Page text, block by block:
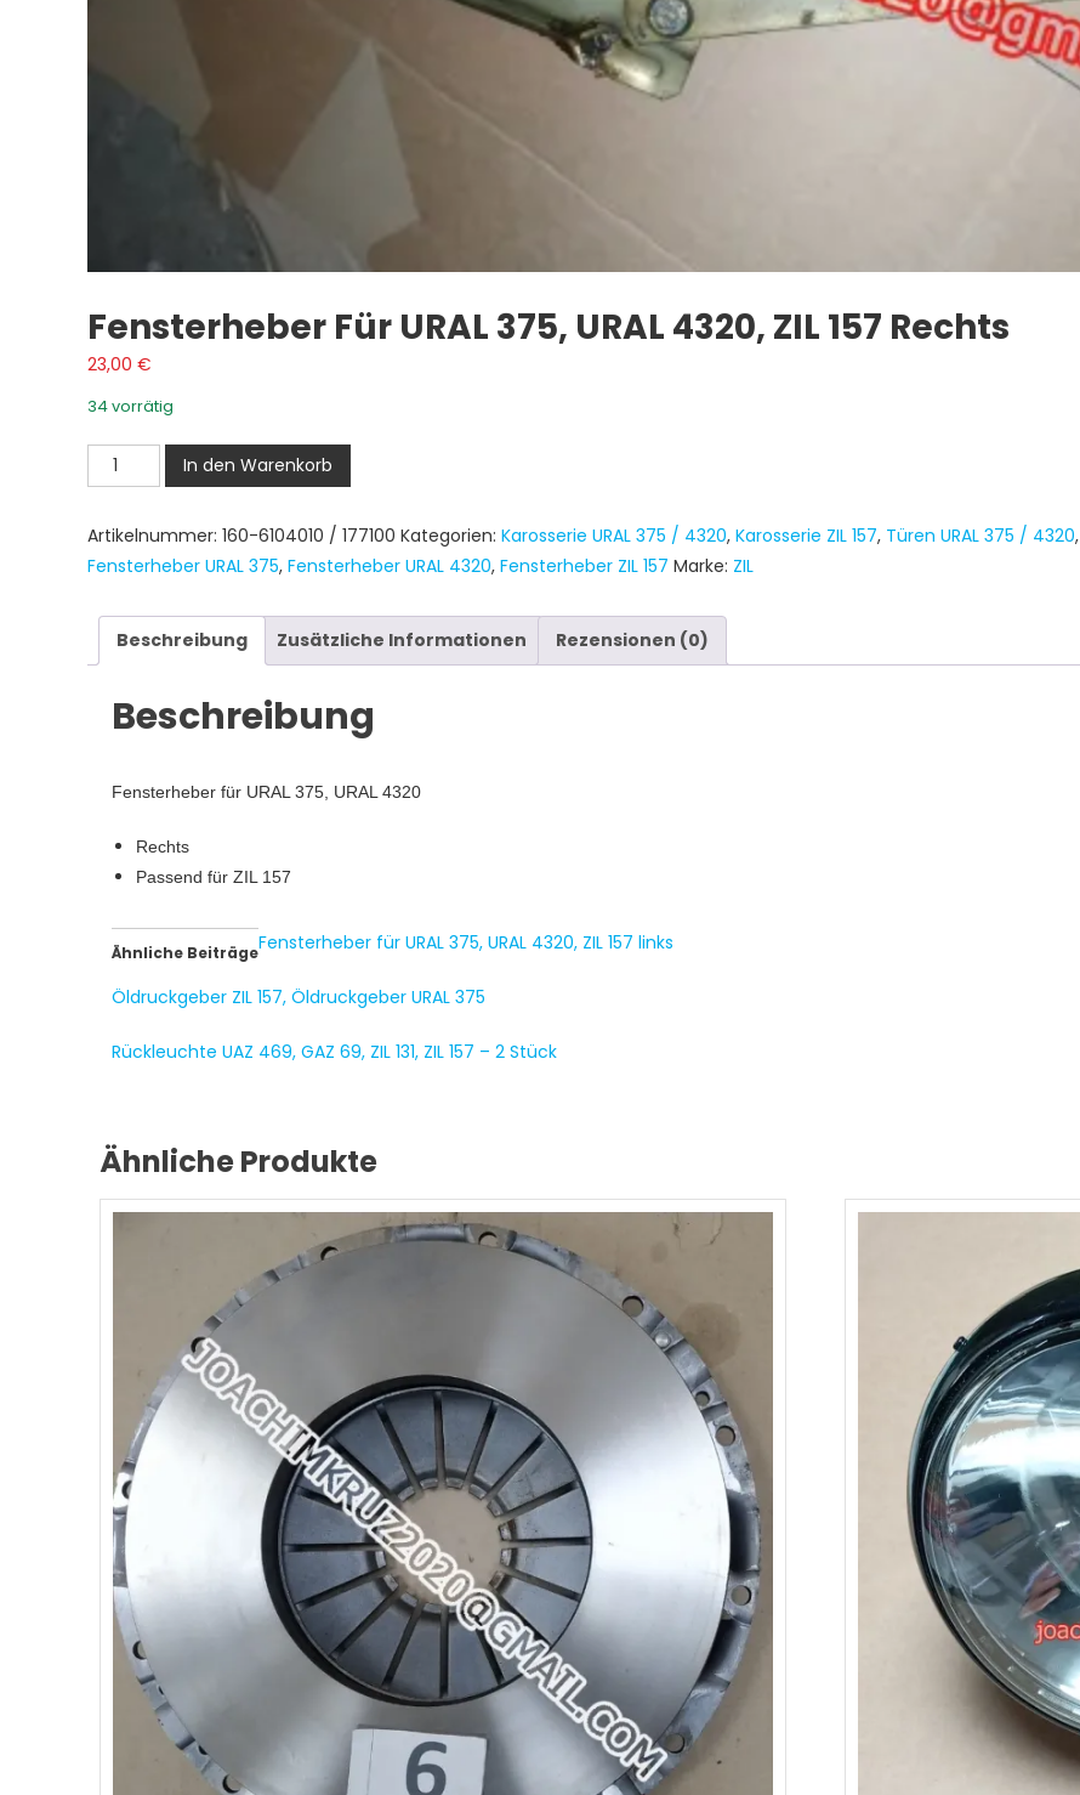
Fensterheber Für URAL 375, URAL 4320, ZIL 157 Rechts
23,00 €
34 vorrätig
Fensterheber
für
375,
URAL
157
rechts
Menge
In den Warenkorb
Artikelnummer: 160-6104010 / 177100 Kategorien: Karosserie URAL 375 / 4320, Karosserie ZIL 157, Türen URAL 375 / 4320,
Fensterheber URAL 375, Fensterheber URAL 4320, Fensterheber ZIL 157 Marke: ZIL
Beschreibung Zusätzliche Informationen Rezensionen (0)
Beschreibung
Fensterheber für URAL 375, URAL 4320
Rechts
Passend für ZIL 157
Ähnliche BeiträgeFensterheber für URAL 375, URAL 4320, ZIL 157 links
Öldruckgeber ZIL 157, Öldruckgeber URAL 375
Rückleuchte UAZ 469, GAZ 69, ZIL 131, ZIL 157 – 2 Stück
Ähnliche Produkte